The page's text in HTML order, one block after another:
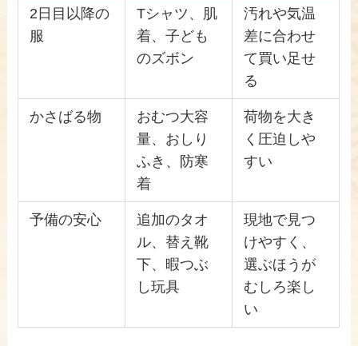
2日目以降の
服
Tシャツ、肌
着、子ども
のズボン
汚れや気温
差に合わせ
て買い足せ
る
かさばる物
おむつ大容
量、おしり
ふき、防寒
着
荷物を大き
く圧迫しや
すい
予備の安心
追加のタオ
ル、替え靴
下、暇つぶ
し玩具
現地で見つ
けやすく、
選ぶほうが
むしろ楽し
い